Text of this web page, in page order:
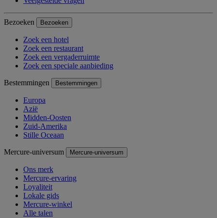
Bezoeken Bezoeken
Zoek een hotel
Zoek een restaurant
Zoek een vergaderruimte
Zoek een speciale aanbieding
Bestemmingen Bestemmingen
Europa
Azië
Midden-Oosten
Zuid-Amerika
Stille Oceaan
Mercure-universum Mercure-universum
Ons merk
Mercure-ervaring
Loyaliteit
Lokale gids
Mercure-winkel
Alle talen